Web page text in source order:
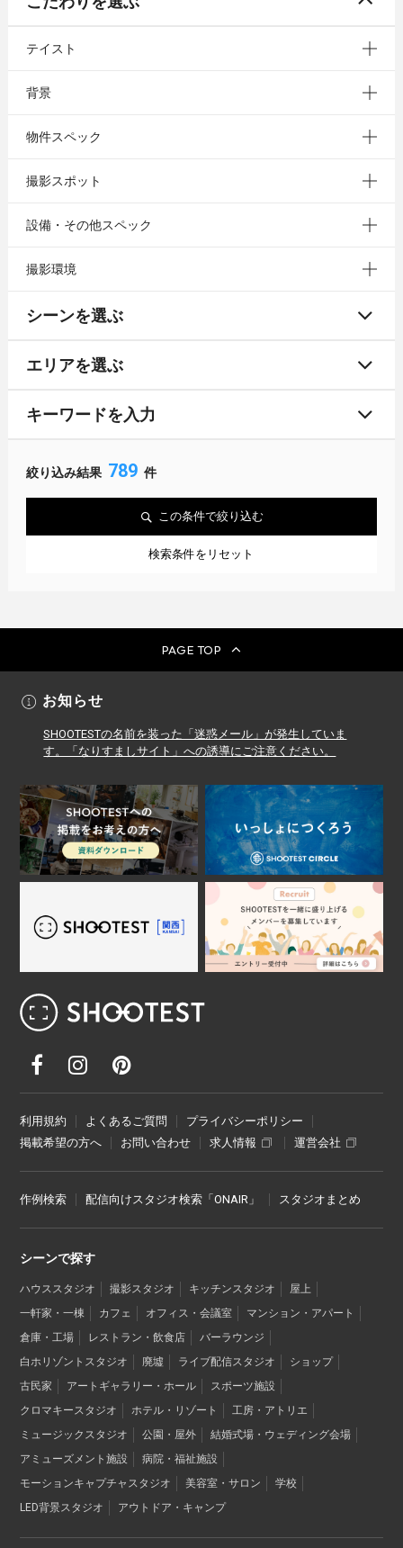
テイスト
背景
物件スペック
撮影スポット
設備・その他スペック
撮影環境
シーンを選ぶ
エリアを選ぶ
キーワードを入力
絞り込み結果 789 件
この条件で絞り込む
検索条件をリセット
PAGE TOP
お知らせ
SHOOTESTの名前を装った「迷惑メール」が発生していま
す。「なりすましサイト」への誘導にご注意ください。
利用規約 よくあるご質問
プライバシーポリシー
掲載希望の方へ
お問い合わせ 求人情報 運営会社
作例検索 配信向けスタジオ検索「ONAIR」 スタジオまとめ
シーンで探す
ハウススタジオ 撮影スタジオ キッチンスタジオ
屋上
一軒家・一棟
カフェ オフィス・会議室
マンション・アパート
倉庫・工場
レストラン・飲食店
バーラウンジ
白ホリゾントスタジオ
廃墟 ライブ配信スタジオ
ショップ
古民家
アートギャラリー・ホール
スポーツ施設
クロマキースタジオ
ホテル・リゾート
工房・アトリエ
ミュージックスタジオ
公園・屋外
結婚式場・ウェディング会場
アミューズメント施設
病院・福祉施設
モーションキャプチャスタジオ
美容室・サロン
学校
LED背景スタジオ
アウトドア・キャンプ